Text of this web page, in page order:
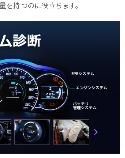
を持つのに役立ちます。